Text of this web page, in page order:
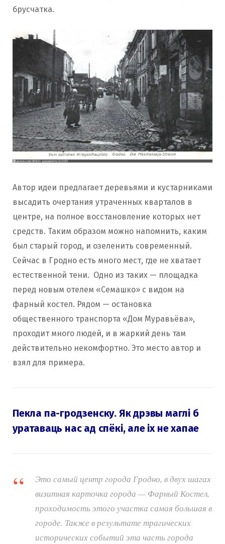
брусчатка.
Автор идеи предлагает деревьями и кустарниками
высадить очертания утраченных кварталов в
центре, на полное восстановление которых нет
средств. Таким образом можно напомнить, каким
был старый город, и озеленить современный.
Сейчас в Гродно есть много мест, где не хватает
естественной тени. Одно из таких — площадка
перед новым отелем «Семашко» с видом на
фарный костел. Рядом — остановка
общественного транспорта «Дом Муравьёва»,
проходит много людей, и в жаркий день там
действительно некомфортно. Это место автор и
взял для примера.
Пекла па-гродзенску. Як дрэвы маглі б
уратаваць нас ад спёкі, але іх не хапае
Это самый центр города Гродно, в двух шагах
визитная карточка города — Фарный Костел,
проходимость этого участка самая большая в
городе. Также в результате трагических
исторических событий эта часть города